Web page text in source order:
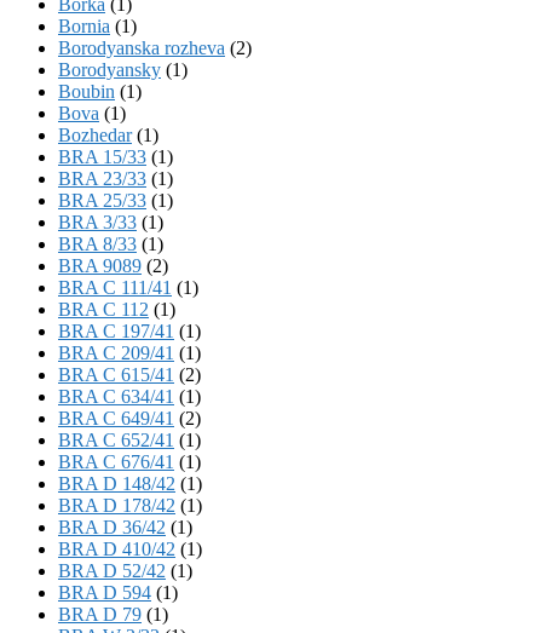
Bornia (1)
Borodyanska rozheva (2)
Borodyansky (1)
Boubin (1)
Bova (1)
Bozhedar(1)
BRA 15/33 (1)
BRA 23/33 (1)
BRA 25/33 (1)
BRA 3/33 (1)
BRA 8/33 (1)
BRA 9089 (2)
BRA C 111/41 (1)
BRA C 112 (1)
BRA C 197/41 (1)
BRA C 209/41 (1)
BRA C 615/41 (2)
BRA C 634/41 (1)
BRA C 649/41 (2)
BRA C 652/41 (1)
BRA C 676/41 (1)
BRA D 148/42 (1)
BRA D 178/42 (1)
BRA D 36/42 (1)
BRA D 410/42 (1)
BRA D 52/42 (1)
BRA D 594 (1)
BRA D 79 (1)